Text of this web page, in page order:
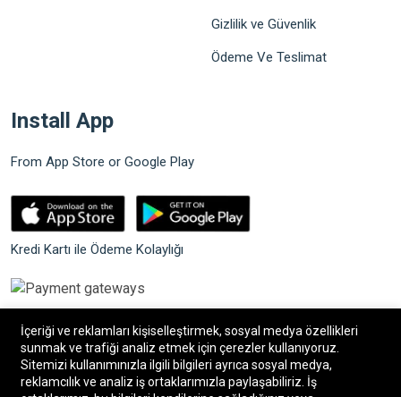
Gizlilik ve Güvenlik
Ödeme Ve Teslimat
Install App
From App Store or Google Play
Kredi Kartı ile Ödeme Kolaylığı
©2026 Bilgin Güvenlik Sistemleri. Tüm hakları saklıdır.
İçeriği ve reklamları kişiselleştirmek, sosyal medya özellikleri
sunmak ve trafiği analiz etmek için çerezler kullanıyoruz.
Sitemizi kullanımınızla ilgili bilgileri ayrıca sosyal medya,
reklamcılık ve analiz iş ortaklarımızla paylaşabiliriz. İş